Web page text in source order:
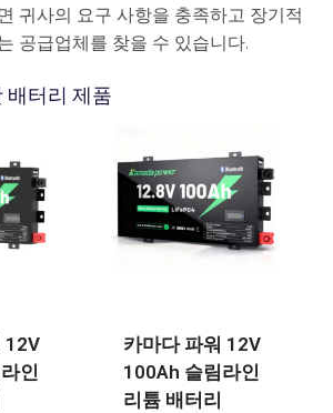
귀사의 요구 사항을 충족하고 장기적
공급업체를 찾을 수 있습니다.
배터리 제품
12V
인
카마다 파워 12V
100Ah 슬림라인
리튬 배터리